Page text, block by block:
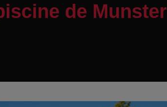
de Munster